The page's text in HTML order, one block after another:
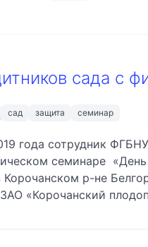
сада с
сад защита семинар
года сотрудник
семинаре
Корочанском р-не
«Корочанский